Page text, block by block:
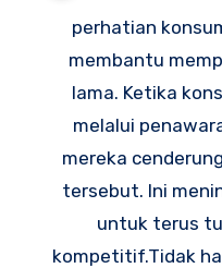
perhatian
membantu
lama. Ketika
melalui
mereka
tersebut. Ini
untuk terus
kompetitif.Tidak